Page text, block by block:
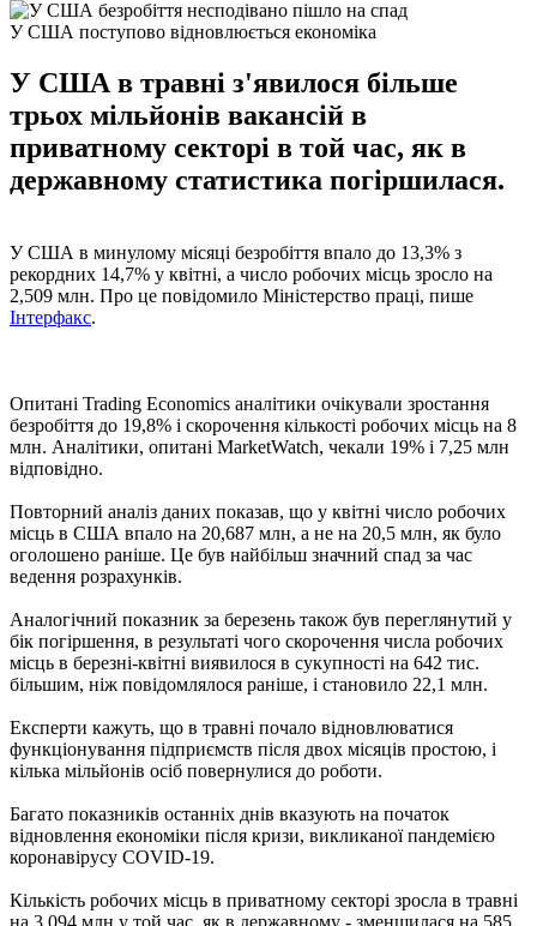
У США поступово відновлюється економіка
У США в травні з'явилося більше
трьох мільйонів вакансій в
приватному секторі в той час, як в
державному статистика погіршилася.
У США в минулому місяці безробіття впало до 13,3% з
рекордних 14,7% у квітні, а число робочих місць зросло на
2,509 млн. Про це повідомило Міністерство праці, пише
Інтерфакс.
Опитані Trading Economics аналітики очікували зростання
безробіття до 19,8% і скорочення кількості робочих місць на 8
млн. Аналітики, опитані MarketWatch, чекали 19% і 7,25 млн
відповідно.
Повторний аналіз даних показав, що у квітні число робочих
місць в США впало на 20,687 млн, а не на 20,5 млн, як було
оголошено раніше. Це був найбільш значний спад за час
ведення розрахунків.
Аналогічний показник за березень також був переглянутий у
бік погіршення, в результаті чого скорочення числа робочих
місць в березні-квітні виявилося в сукупності на 642 тис.
більшим, ніж повідомлялося раніше, і становило 22,1 млн.
Експерти кажуть, що в травні почало відновлюватися
функціонування підприємств після двох місяців простою, і
кілька мільйонів осіб повернулися до роботи.
Багато показників останніх днів вказують на початок
відновлення економіки після кризи, викликаної пандемією
коронавірусу COVID-19.
Кількість робочих місць в приватному секторі зросла в травні
на 3,094 млн у той час, як в державному - зменшилася на 585